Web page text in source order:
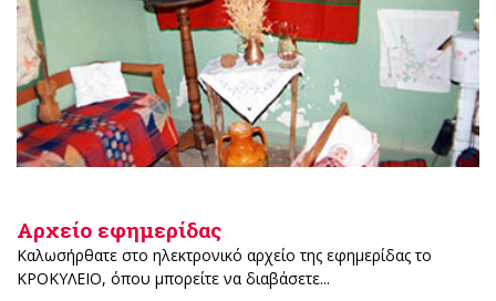
Αρχείο εφημερίδας
Καλωσήρθατε στο ηλεκτρονικό αρχείο της εφημερίδας το
ΚΡΟΚΥΛΕΙΟ, όπου μπορείτε να διαβάσετε...